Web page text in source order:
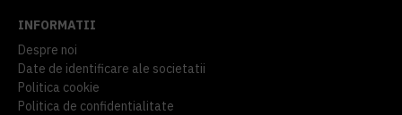
INFORMATII
Despre noi
Date de identificare ale societatii
Politica cookie
Politica de confidentialitate